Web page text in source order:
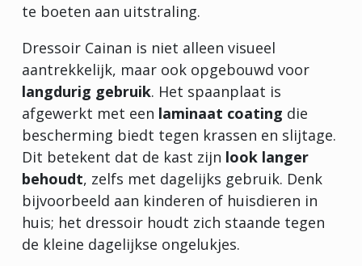
te boeten aan uitstraling.
Dressoir Cainan is niet alleen visueel
aantrekkelijk, maar ook opgebouwd voor
langdurig gebruik. Het spaanplaat is
afgewerkt met een laminaat coating die
bescherming biedt tegen krassen en slijtage.
Dit betekent dat de kast zijn look langer
behoudt, zelfs met dagelijks gebruik. Denk
bijvoorbeeld aan kinderen of huisdieren in
huis; het dressoir houdt zich staande tegen
de kleine dagelijkse ongelukjes.